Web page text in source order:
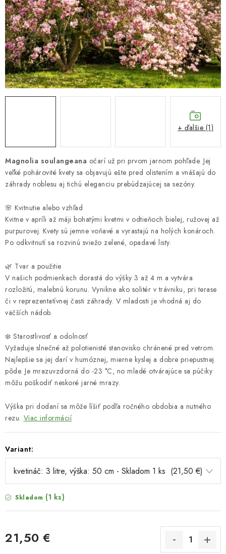
CHÉMIA
KVETINÁČE
DEKORÁCIE
Podmienky ochrany osobných údajov
Magnolia soulangeana očarí už pri prvom jarnom pohľade. Jej
veľké pohárovité kvety sa objavujú ešte pred olistením a vnášajú do
záhrady noblesu aj tichú eleganciu prebúdzajúcej sa sezóny.
🌸 Kvitnutie alebo vzhľad
Kvitne v apríli až máji bohatými kvetmi v odtieňoch bielej, ružovej až
purpurovej. Kvety sú jemne voňavé a vyrastajú na holých konároch.
Po odkvitnutí sa rozvinú sviežo zelené, opadavé listy.
🌿 Tvar a použitie
V našich podmienkach dorastá do výšky 3 až 4 m a vytvára
rozložitú, malebnú korunu. Vynikne ako solitér v trávniku, pri terase
či v reprezentatívnej časti záhrady. V mladosti je vhodná aj do
väčších nádob.
❄️ Starostlivosť a odolnosť
Vyžaduje slnečné až polotienisté stanovisko chránené pred vetrom.
Najlepšie sa jej darí v humóznej, mierne kyslej a dobre priepustnej
pôde. Je mrazuvzdorná do -23 °C, no mladé otvárajúce sa púčiky
môžu poškodiť neskoré jarné mrazy.
Výška pri dodaní sa môže líšiť podľa ročného obdobia a nutného
rezu. Viac informácií
Variant:
Skladom (1 ks)
21,50 €
+ ďalšie (1)